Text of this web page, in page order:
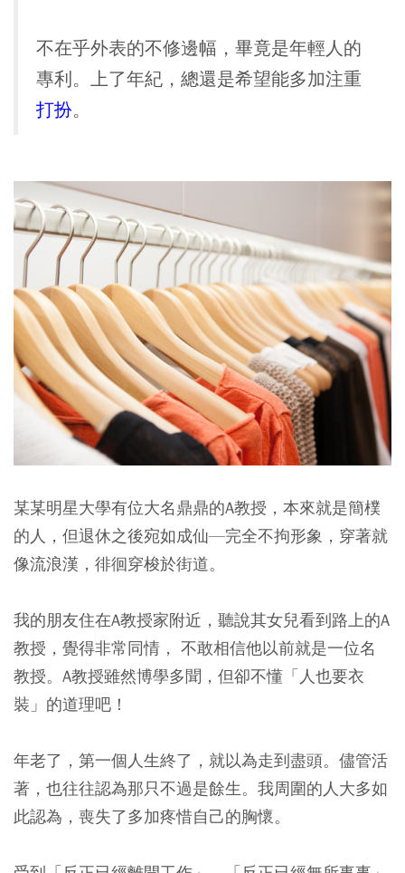
不在乎外表的不修邊幅，畢竟是年輕人的
專利。上了年紀，總還是希望能多加注重
打扮。
某某明星大學有位大名鼎鼎的A教授，本來就是簡樸
的人，但退休之後宛如成仙—完全不拘形象，穿著就
像流浪漢，徘徊穿梭於街道。
我的朋友住在A教授家附近，聽說其女兒看到路上的A
教授，覺得非常同情， 不敢相信他以前就是一位名
教授。A教授雖然博學多聞，但卻不懂「人也要衣
裝」的道理吧！
年老了，第一個人生終了，就以為走到盡頭。儘管活
著，也往往認為那只不過是餘生。我周圍的人大多如
此認為，喪失了多加疼惜自己的胸懷。